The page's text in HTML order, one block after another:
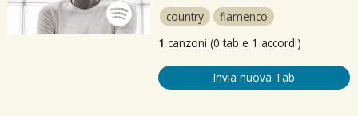
country
flamenco
1 canzoni (0 tab e 1 accordi)
Invia nuova Tab